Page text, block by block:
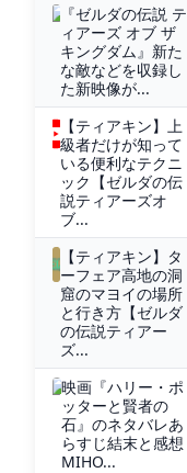
『ゼルダの伝説 テ
ィアーズ オブ ザ
キングダム』新た
な敵などを収録し
た新映像が...
【ティアキン】上
級者だけが知って
いる便利なテクニ
ック【ゼルダの伝
説ティアーズオ
ブ...
【ティアキン】タ
ーフェア高地の洞
窟のマヨイの場所
と行き方【ゼルダ
の伝説ティアー
ズ...
映画『ハリー・ポ
ッターと賢者の
石』のネタバレあ
らすじ結末と感想
MIHO...